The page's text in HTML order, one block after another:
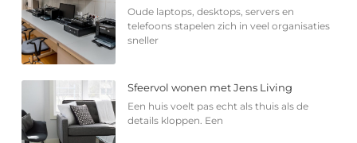
Oude laptops, desktops, servers en
telefoons stapelen zich in veel organisaties
sneller
Sfeervol wonen met Jens Living
Een huis voelt pas echt als thuis als de
details kloppen. Een